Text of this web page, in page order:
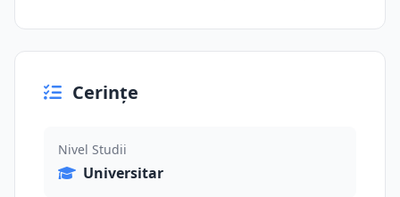
Cerințe
Nivel Studii
Universitar